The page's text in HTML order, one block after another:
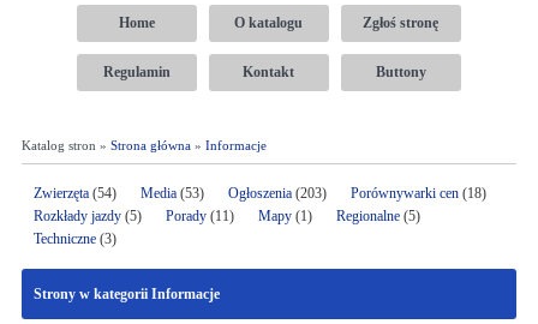
Home O katalogu Zgłoś stronę
Regulamin Kontakt Buttony
Katalog stron » Strona główna» Informacje
Zwierzęta(54) Media(53) Ogłoszenia(203) Porównywarki cen(18)
Rozkłady jazdy(5) Porady(11) Mapy(1) Regionalne(5)
Techniczne(3)
Strony w kategorii Informacje